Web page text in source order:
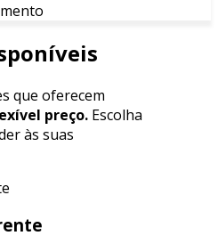
que oferecem
preço. Escolha
às suas